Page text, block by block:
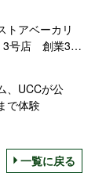
トアベーカリ
3号店 創業30
、UCCが公
で体験
一覧に戻る